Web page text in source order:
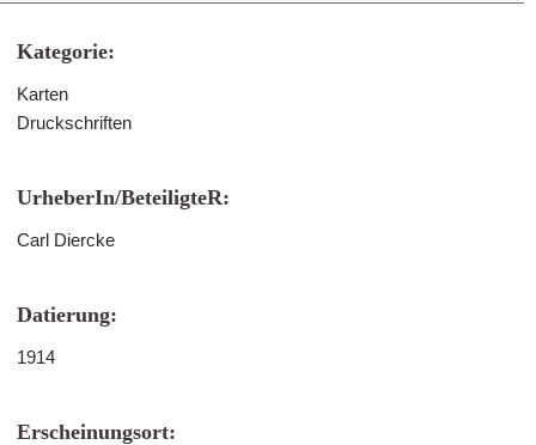
Kategorie:
Karten
Druckschriften
UrheberIn/BeteiligteR:
Carl Diercke
Datierung:
1914
Erscheinungsort: